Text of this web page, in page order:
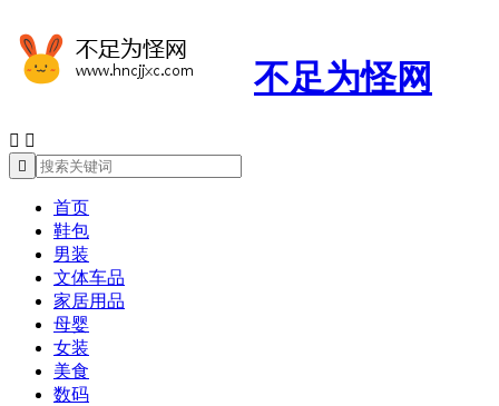
不足为怪网
 

首页
鞋包
男装
文体车品
家居用品
母婴
女装
美食
数码